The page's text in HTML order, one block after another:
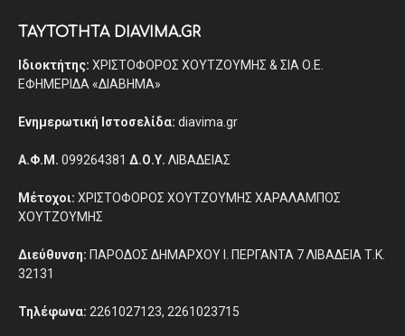
ΤΑΥΤΟΤΗΤΑ DIAVIMA.GR
Ιδιοκτήτης: ΧΡΙΣΤΟΦΟΡΟΣ ΧΟΥΤΖΟΥΜΗΣ & ΣΙΑ Ο.Ε.
ΕΦΗΜΕΡΙΔΑ «ΔΙΑΒΗΜΑ»
Ενημερωτική Ιστοσελίδα: diavima.gr
Α.Φ.Μ. 099264381 Δ.Ο.Υ. ΛΙΒΑΔΕΙΑΣ
Μέτοχοι: ΧΡΙΣΤΟΦΟΡΟΣ ΧΟΥΤΖΟΥΜΗΣ ΧΑΡΑΛΑΜΠΟΣ
ΧΟΥΤΖΟΥΜΗΣ
Διεύθυνση: ΠΑΡΟΔΟΣ ΔΗΜΑΡΧΟΥ Ι. ΠΕΡΓΑΝΤΑ 7 ΛΙΒΑΔΕΙΑ Τ.Κ.
32131
Τηλέφωνα: 2261027123, 2261023715